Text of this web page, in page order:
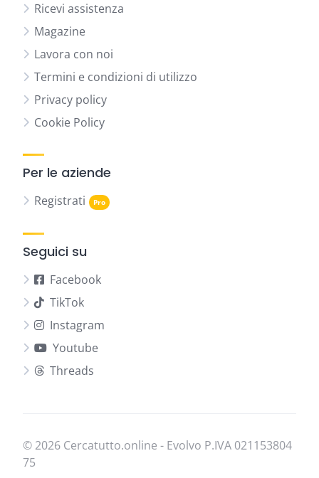
Ricevi assistenza
Magazine
Lavora con noi
Termini e condizioni di utilizzo
Privacy policy
Cookie Policy
Per le aziende
Registrati
Seguici su
Facebook
TikTok
Instagram
Youtube
Threads
© 2026 Cercatutto.online - Evolvo P.IVA 021​153​804​
75